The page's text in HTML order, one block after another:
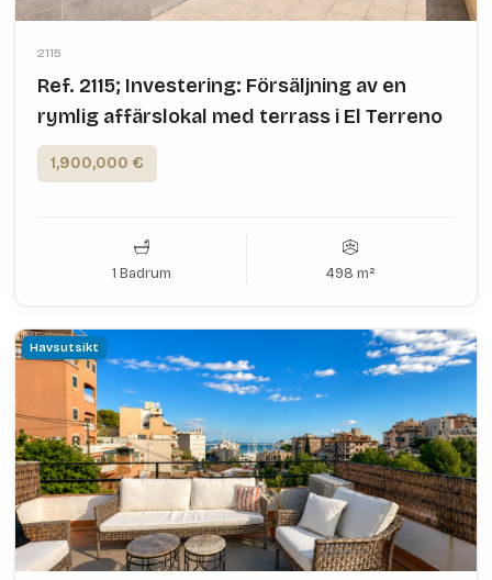
2115
Ref. 2115; Investering: Försäljning av en
rymlig affärslokal med terrass i El Terreno
1,900,000 €
1 Badrum 498 m²
Havsutsikt